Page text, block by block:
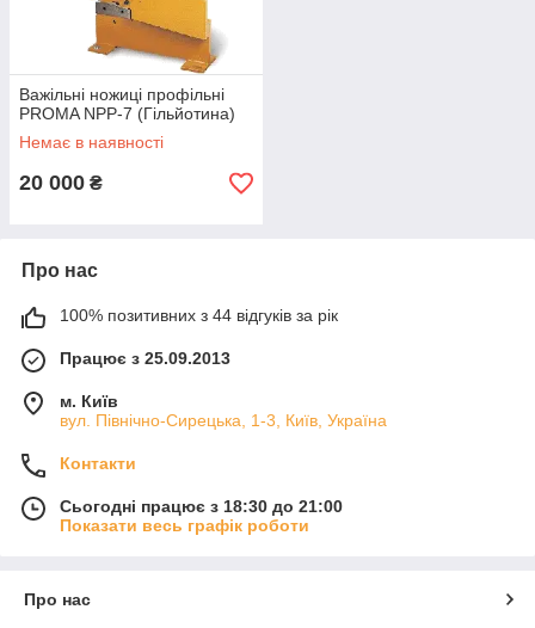
Важільні ножиці профільні
PROMA NPP-7 (Гільйотина)
Немає в наявності
20 000 ₴
Про нас
100% позитивних з 44 відгуків за рік
Працює з 25.09.2013
м. Київ
вул. Північно-Сирецька, 1-3, Київ, Україна
Контакти
Сьогодні працює з 18:30 до 21:00
Показати весь графік роботи
Про нас